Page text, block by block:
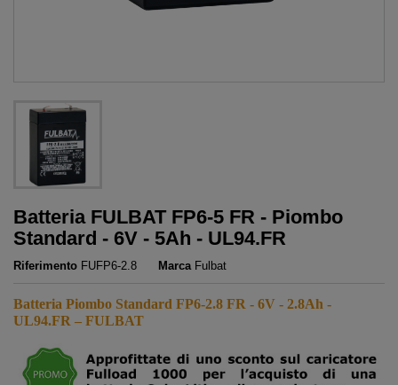
Batteria FULBAT FP6-5 FR - Piombo
Standard - 6V - 5Ah - UL94.FR
Riferimento FUFP6-2.8 Marca Fulbat
Batteria Piombo Standard FP6-2.8 FR - 6V - 2.8Ah -
UL94.FR – FULBAT